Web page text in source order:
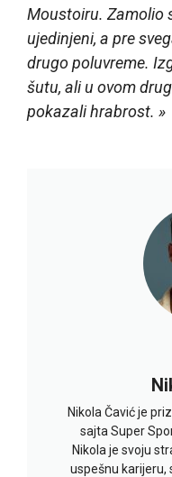
Moustoiru. Zamolio
ujedinjeni, a pre
drugo poluvreme.
šutu, ali u ovom
pokazali hrabrost. »
Nikola Čavić je
sajta Super
Nikola je svoju
uspešnu karijeru,